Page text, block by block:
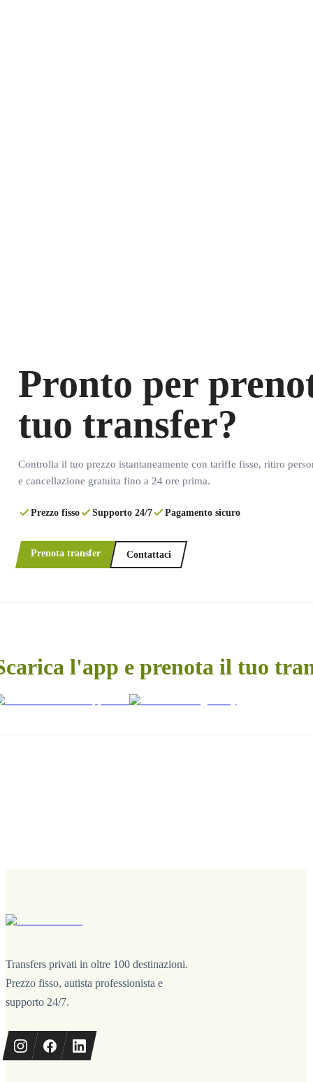
Pronto per
tuo transfer?
Controlla il tuo prezzo istantaneamente con tariffe fisse, ritiro
e cancellazione gratuita fino a 24 ore prima.
Prezzo fisso Supporto 24/7 Pagamento sicuro
Prenota transfer Contattaci
l'app e prenota il tuo
Transfers privati in oltre 100 destinazioni.
Prezzo fisso, autista professionista e
supporto 24/7.